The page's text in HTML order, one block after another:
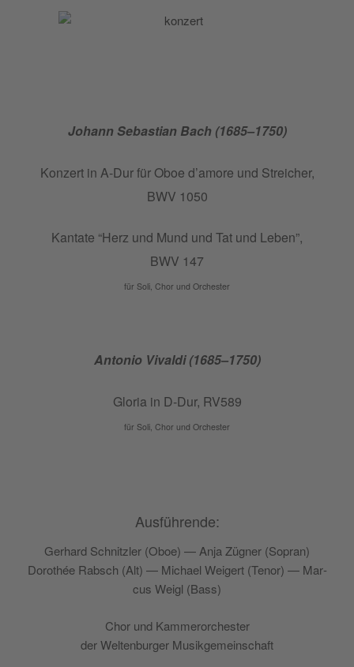
Johann Sebas­tian Bach (1685–1750)
Kon­zert in A‑Dur für Oboe d’a­mo­re und Strei­cher,
BWV 1050
Kan­ta­te “Herz und Mund und Tat und Leben”,
BWV 147
für Soli, Chor und Orchester
Anto­nio Vival­di (1685–1750)
Glo­ria in D‑Dur, RV589
für Soli, Chor und Orchester
Ausführende:
Gerhard Sch­nitz­ler (Oboe) — Anja Züg­ner (Sopran)
Dorothée Rabsch (Alt) — Michael Wei­gert (Tenor) — Mar­
cus Weigl (Bass)
Chor und Kammerorchester
der Wel­ten­bur­ger Musikgemeinschaft